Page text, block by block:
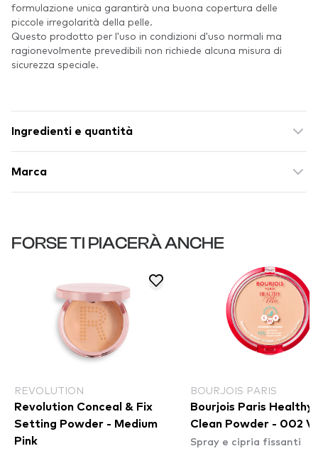
formulazione unica garantirà una buona copertura delle
piccole irregolarità della pelle.
Questo prodotto per l'uso in condizioni d'uso normali ma
ragionevolmente prevedibili non richiede alcuna misura di
sicurezza speciale.
Ingredienti e quantità
Marca
FORSE TI PIACERÀ ANCHE
REVOLUTION
Revolution Conceal & Fix
Setting Powder - Medium
Pink
BOURJOIS PARIS
Bourjois Paris Healthy
Clean Powder - 002
Spray e cipria fissanti